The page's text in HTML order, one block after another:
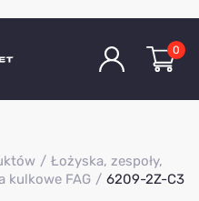
0
Łożyska, zespoły,
kulkowe FAG
6209-2Z-C3